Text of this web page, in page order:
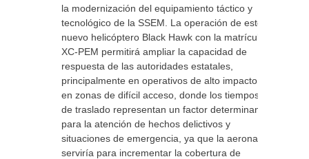
la modernización del equipamiento táctico y
tecnológico de la SSEM. La operación de este
nuevo helicóptero Black Hawk con la matrícula
XC-PEM permitirá ampliar la capacidad de
respuesta de las autoridades estatales,
principalmente en operativos de alto impacto y
en zonas de difícil acceso, donde los tiempos
de traslado representan un factor determinante
para la atención de hechos delictivos y
situaciones de emergencia, ya que la aeronave
serviría para incrementar la cobertura de